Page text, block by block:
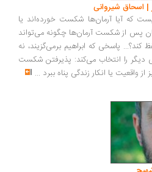
| اسحاق شیروانی
که آیا آرمان‌ها شکست خورده‌اند یا
پس از شکست آرمان‌ها چگونه می‌تواند
پاسخی که ابراهیم برمی‌گزیند، نه
دیگر را انتخاب می‌کند: پذیرفتن شکست
واقعیت یا انکار زندگی پناه ببرد ...